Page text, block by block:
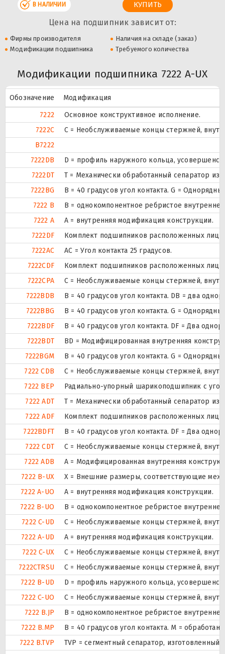
В НАЛИЧИИ
Цена на подшипник зависит от:
Фирмы производителя
Наличия на складе (заказ)
Модификации подшипника
Требуемого количества
Модификации подшипника 7222 A-UX
Обозначение
Модификация
7222
Основное конструктивное исполнение.
7222C
С = Необслуживаемые концы стержней,
B7222
7222DB
D = профиль наружного кольца,
7222DT
T = Механически обработанный сепаратор из
7222BG
B = 40 градусов угол контакта. G =
7222 B
B = однокомпонентное ребристое
7222 A
A = внутренняя модификация конструкции.
7222DF
Комплект подшипников расположенных
7222AC
AC = Угол контакта 25 градусов.
7222CDF
Комплект подшипников расположенных
7222CPA
С = Необслуживаемые концы стержней,
7222BDB
B = 40 градусов угол контакта. DB = два
7222BBG
B = 40 градусов угол контакта. G =
7222BDF
B = 40 градусов угол контакта. DF = Два
7222BDT
BD = Модифицированная внутренняя
7222BGM
B = 40 градусов угол контакта. G =
7222 CDB
С = Необслуживаемые концы стержней,
7222 BEP
Радиально-упорный шарикоподшипник с
7222 ADT
T = Механически обработанный сепаратор из
7222 ADF
Комплект подшипников расположенных
7222BDFT
B = 40 градусов угол контакта. DF = Два
7222 CDT
С = Необслуживаемые концы стержней,
7222 ADB
A = Модифицированная внутренняя
7222 B-UX
X = Внешние размеры, соответствующие
7222 A-UO
A = внутренняя модификация конструкции.
7222 B-UO
B = однокомпонентное ребристое
7222 C-UD
С = Необслуживаемые концы стержней,
7222 A-UD
A = внутренняя модификация конструкции.
7222 C-UX
С = Необслуживаемые концы стержней,
7222CTRSU
С = Необслуживаемые концы стержней,
7222 B-UD
D = профиль наружного кольца,
7222 C-UO
С = Необслуживаемые концы стержней,
7222 B.JP
B = однокомпонентное ребристое
7222 B.MP
B = 40 градусов угол контакта. M =
7222 B.TVP
TVP = сегментный сепаратор,